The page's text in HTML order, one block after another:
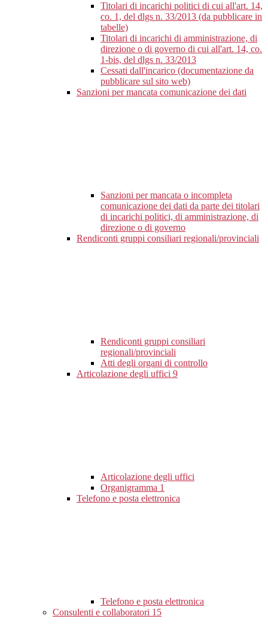
Titolari di incarichi politici di cui all'art. 14,
co. 1, del dlgs n. 33/2013 (da pubblicare in
tabelle)
Titolari di incarichi di amministrazione, di
direzione o di governo di cui all'art. 14, co.
1-bis, del dlgs n. 33/2013
Cessati dall'incarico (documentazione da
pubblicare sul sito web)
Sanzioni per mancata comunicazione dei dati
Sanzioni per mancata o incompleta
comunicazione dei dati da parte dei titolari
di incarichi politici, di amministrazione, di
direzione o di governo
Rendiconti gruppi consiliari regionali/provinciali
Rendiconti gruppi consiliari
regionali/provinciali
Atti degli organi di controllo
Articolazione degli uffici 9
Articolazione degli uffici
Organigramma 1
Telefono e posta elettronica
Telefono e posta elettronica
Consulenti e collaboratori 15